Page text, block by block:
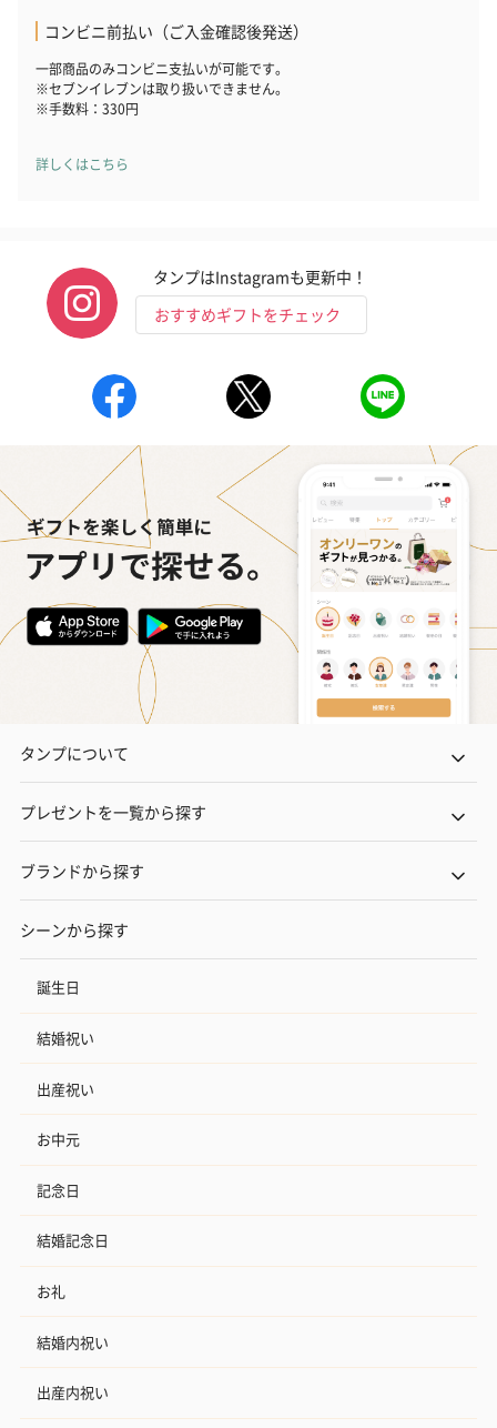
コンビニ前払い（ご入金確認後発送）
一部商品のみコンビニ支払いが可能です。
※セブンイレブンは取り扱いできません。
※手数料：330円
詳しくはこちら
タンプはInstagramも更新中！
おすすめギフトをチェック
タンプについて
プレゼントを一覧から探す
ブランドから探す
シーンから探す
誕生日
結婚祝い
出産祝い
お中元
記念日
結婚記念日
お礼
結婚内祝い
出産内祝い